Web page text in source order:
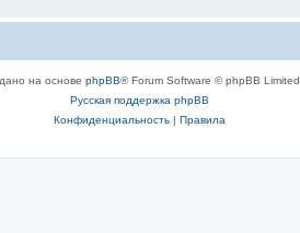
на основе phpBB® Forum Software © phpBB Limited
Русская поддержка phpBB
Конфиденциальность| Правила